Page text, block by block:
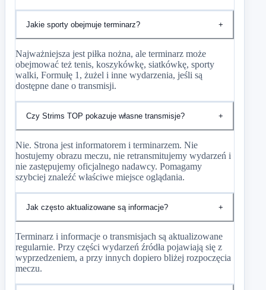
Jakie sporty obejmuje terminarz? +
Najważniejsza jest piłka nożna, ale terminarz może
obejmować też tenis, koszykówkę, siatkówkę, sporty
walki, Formułę 1, żużel i inne wydarzenia, jeśli są
dostępne dane o transmisji.
Czy Strims TOP pokazuje własne transmisje? +
Nie. Strona jest informatorem i terminarzem. Nie
hostujemy obrazu meczu, nie retransmitujemy wydarzeń i
nie zastępujemy oficjalnego nadawcy. Pomagamy
szybciej znaleźć właściwe miejsce oglądania.
Jak często aktualizowane są informacje? +
Terminarz i informacje o transmisjach są aktualizowane
regularnie. Przy części wydarzeń źródła pojawiają się z
wyprzedzeniem, a przy innych dopiero bliżej rozpoczęcia
meczu.